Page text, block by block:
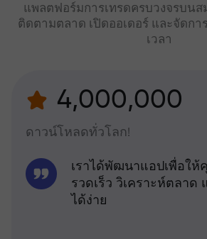
แพลตฟอร์มการเทรดครบวงจรบน
ติดตามตลาด เปิดออเดอร์ และจัดก
เวลา
4,000,000
ดาวน์โหลดทั่วโลก!
เราได้พัฒนาแอปเพื่อใ
รวดเร็ว วิเคราะห์ตลา
ได้ง่าย